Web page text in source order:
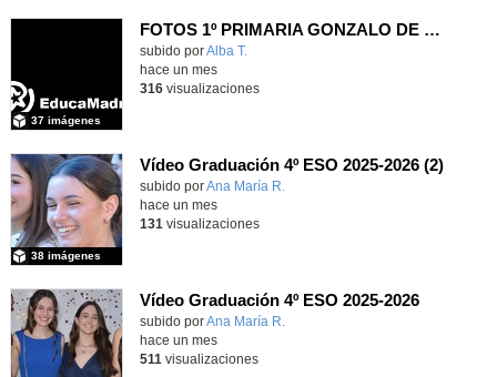
FOTOS 1º PRIMARIA GONZALO DE BERCEO
subido porAlba T.
37 imágenes
hace un mes
316visualizaciones
Vídeo Graduación 4º ESO 2025-2026 (2)
subido porAna María R.
38 imágenes
hace un mes
131 visualizaciones
Vídeo Graduación 4º ESO 2025-2026
subido porAna María R.
hace un mes
511 visualizaciones